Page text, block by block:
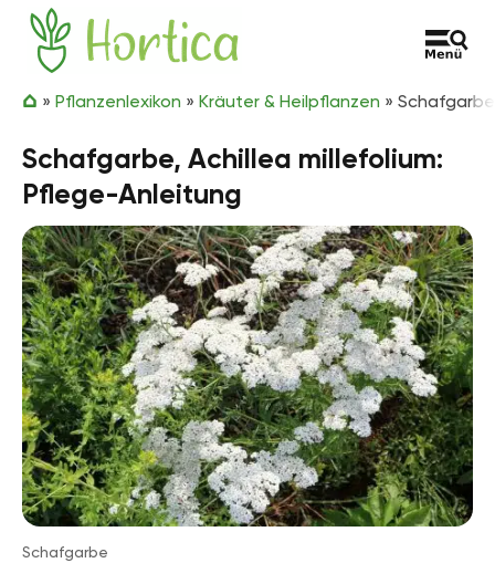
Zum Inhalt springen
Hortica
» Pflanzenlexikon » Kräuter & Heilpflanzen »
Schafgarbe, Achillea millefolium:
Pflege-Anleitung
Schafgarbe